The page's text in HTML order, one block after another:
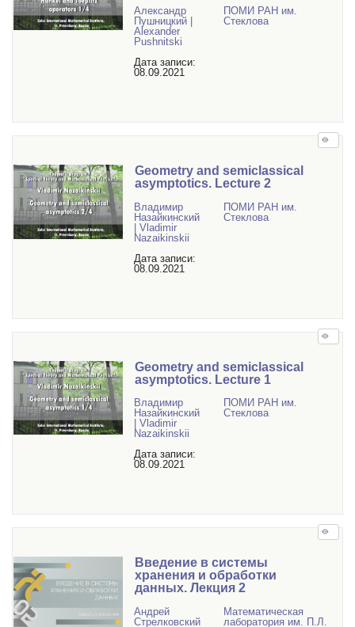
Александр
Пушницкий |
Alexander
Pushnitski
Дата записи:
08.09.2021
ПОМИ РАН им.
Стеклова
Geometry and semiclassical
asymptotics. Lecture 2
Владимир
Назайкинский
| Vladimir
Nazaikinskii
Дата записи:
08.09.2021
ПОМИ РАН им.
Стеклова
Geometry and semiclassical
asymptotics. Lecture 1
Владимир
Назайкинский
| Vladimir
Nazaikinskii
Дата записи:
08.09.2021
ПОМИ РАН им.
Стеклова
Введение в системы
хранения и обработки
данных. Лекция 2
Андрей
Стрелковский
Математичеcкая
лаборатория им. П.Л.